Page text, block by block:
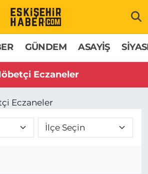
GÜNDEM ASAYİŞ
Eczaneler
Trafik Yoğunluk Haritası
Durumu ve Fikstür
Haberleri